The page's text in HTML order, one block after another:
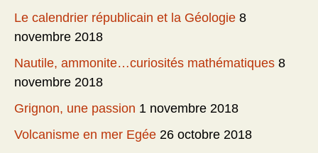
Le calendrier républicain et la Géologie 8
novembre 2018
Nautile, ammonite…curiosités mathématiques 8
novembre 2018
Grignon, une passion 1 novembre 2018
Volcanisme en mer Egée 26 octobre 2018